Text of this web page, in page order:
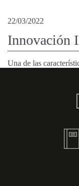
22/03/2022
Innovación
Una de las